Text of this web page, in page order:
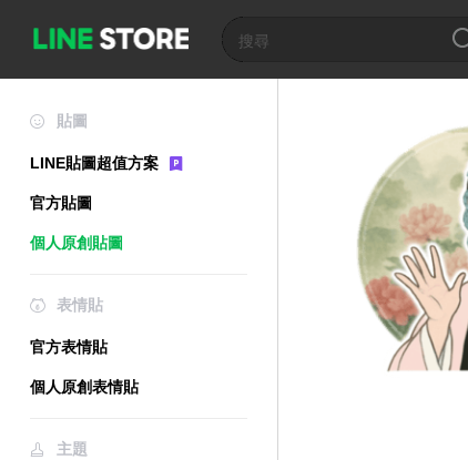
貼圖
LINE貼圖超值方案
官方貼圖
個人原創貼圖
表情貼
官方表情貼
個人原創表情貼
主題